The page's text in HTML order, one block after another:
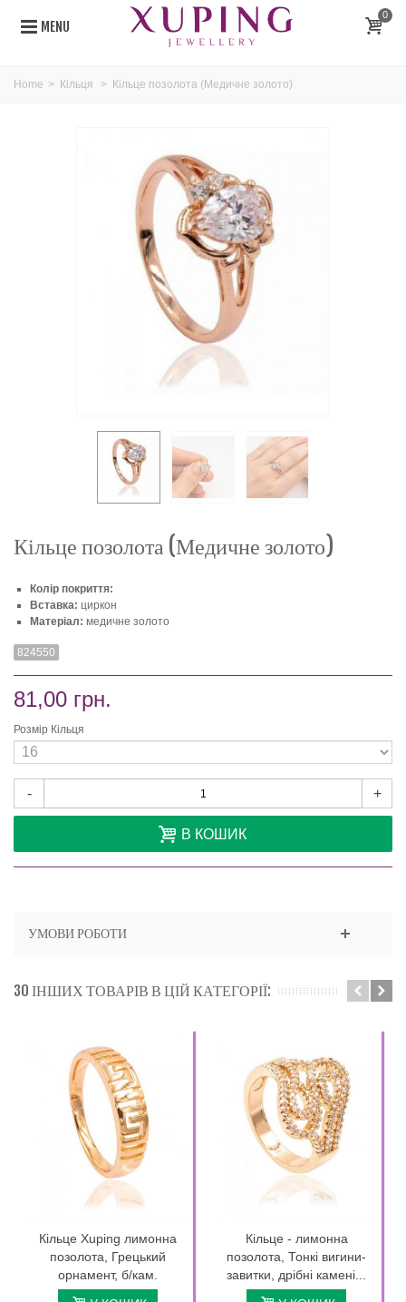
MENU
0
Home > Кільця > Кільце позолота (Медичне золото)
Кільце позолота (Медичне золото)
Колір покриття:
Вставка: циркон
Матеріал: медичне золото
824550
81,00 грн.
Розмір Кільця
- +
В КОШИК
УМОВИ РОБОТИ
30 ІНШИХ ТОВАРІВ В ЦІЙ КАТЕГОРІЇ:
Кільце Xuping лимонна
позолота, Грецький
орнамент, б/кам.
Кільце - лимонна
позолота, Тонкі вигини-
завитки, дрібні камені...